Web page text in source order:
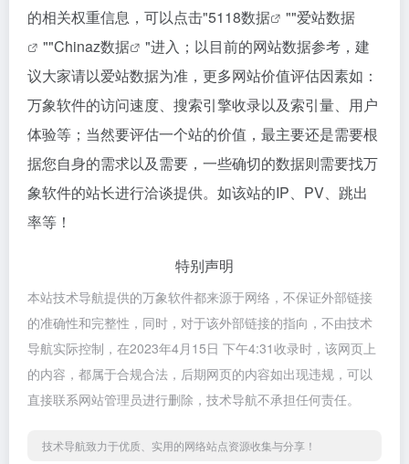
的相关权重信息，可以点击"5118数据 ""爱站数据
""Chinaz数据
"进入；以目前的网站数据参考，建
议大家请以爱站数据为准，更多网站价值评估因素如：
万象软件的访问速度、搜索引擎收录以及索引量、用户
体验等；当然要评估一个站的价值，最主要还是需要根
据您自身的需求以及需要，一些确切的数据则需要找万
象软件的站长进行洽谈提供。如该站的IP、PV、跳出
率等！
特别声明
本站技术导航提供的万象软件都来源于网络，不保证外部链接
的准确性和完整性，同时，对于该外部链接的指向，不由技术
导航实际控制，在2023年4月15日 下午4:31收录时，该网页上
的内容，都属于合规合法，后期网页的内容如出现违规，可以
直接联系网站管理员进行删除，技术导航不承担任何责任。
技术导航致力于优质、实用的网络站点资源收集与分享！